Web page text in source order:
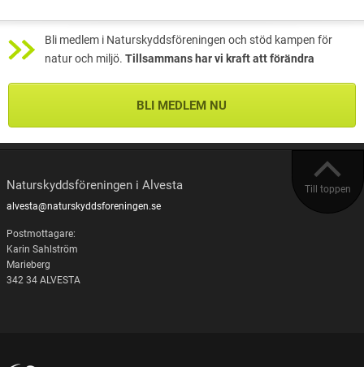
Bli medlem i Naturskyddsföreningen och stöd kampen för
natur och miljö. Tillsammans har vi kraft att förändra
BLI MEDLEM NU
Till toppen
Naturskyddsföreningen i Alvesta
alvesta@naturskyddsforeningen.se
Postmottagare:
Karin Sahlström
Marieberg
342 34 ALVESTA